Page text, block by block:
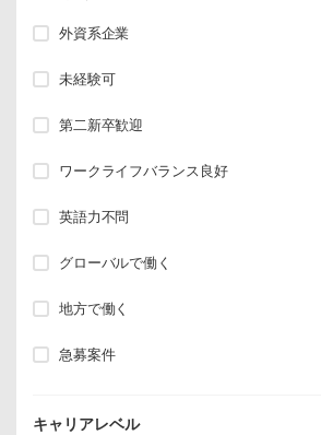
外資系企業
未経験可
第二新卒歓迎
ワークライフバランス良好
英語力不問
グローバルで働く
地方で働く
急募案件
キャリアレベル